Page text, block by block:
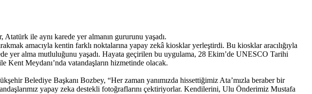
ile aynı karede yer almanın gururunu yaşadı.
amacıyla kentin farklı noktalarına yapay zekâ kiosklar yerleştirdi. Bu kiosklar aracılığıyla
yer alma mutluluğunu yaşadı. Hayata geçirilen bu uygulama, 28 Ekim’de UNESCO Tarihi
Kent Meydanı’nda vatandaşların hizmetinde olacak.
Belediye Başkanı Bozbey, “Her zaman yanımızda hissettiğimiz Ata’mızla beraber bir
yapay zeka destekli fotoğraflarını çektiriyorlar. Kendilerini, Ulu Önderimiz Mustafa